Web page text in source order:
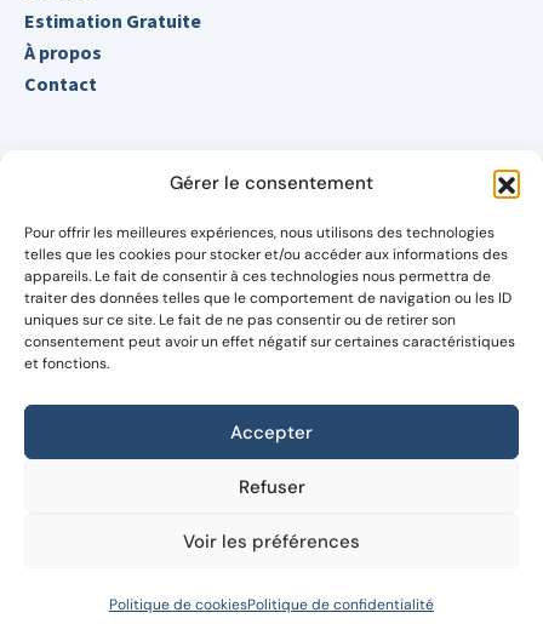
Gérer le consentement
Pour offrir les meilleures expériences, nous utilisons des technologies
telles que les cookies pour stocker et/ou accéder aux informations des
appareils. Le fait de consentir à ces technologies nous permettra de
traiter des données telles que le comportement de navigation ou les ID
uniques sur ce site. Le fait de ne pas consentir ou de retirer son
consentement peut avoir un effet négatif sur certaines caractéristiques
et fonctions.
Accepter
Refuser
Voir les préférences
Politique de cookiesPolitique de confidentialité
Estimation Gratuite
À propos
Contact
Location
Estimation immobilier
Conseils immobiliers
Gestion immobilière
Simulateur emprunt
découvrir enfin le vrai potentiel de votre bien
Suivez-nous également sur les réseaux
Anthony Gokinan